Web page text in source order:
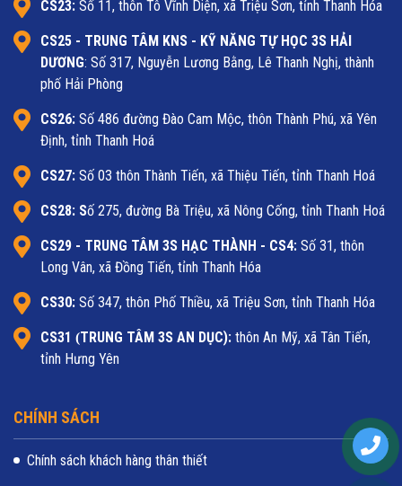
CS23: Số 11, thôn Tô Vĩnh Diện, xã Triệu Sơn, tỉnh Thanh Hóa
CS25 - TRUNG TÂM KNS - KỸ NĂNG TỰ HỌC 3S HẢI
DƯƠNG: Số 317, Nguyễn Lương Bằng, Lê Thanh Nghị, thành
phố Hải Phòng
CS26: Số 486 đường Đào Cam Mộc, thôn Thành Phú, xã Yên
Định, tỉnh Thanh Hoá
CS27: Số 03 thôn Thành Tiến, xã Thiệu Tiến, tỉnh Thanh Hoá
CS28: Số 275, đường Bà Triệu, xã Nông Cống, tỉnh Thanh Hoá
CS29 - TRUNG TÂM 3S HẠC THÀNH - CS4: Số 31, thôn
Long Vân, xã Đồng Tiến, tỉnh Thanh Hóa
CS30: Số 347, thôn Phố Thiều, xã Triệu Sơn, tỉnh Thanh Hóa
CS31 (TRUNG TÂM 3S AN DỤC): thôn An Mỹ, xã Tân Tiến,
tỉnh Hưng Yên
CHÍNH SÁCH
Chính sách khách hàng thân thiết